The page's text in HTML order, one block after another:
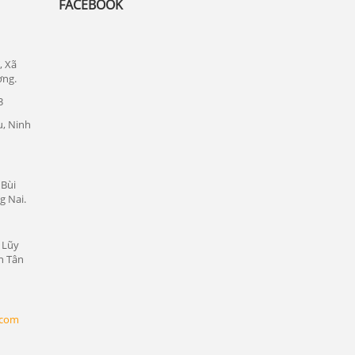
Lắp đặt camera quan sát tại quận 1
Xã
Ninh
Nai.
Tân
FACEBOOK